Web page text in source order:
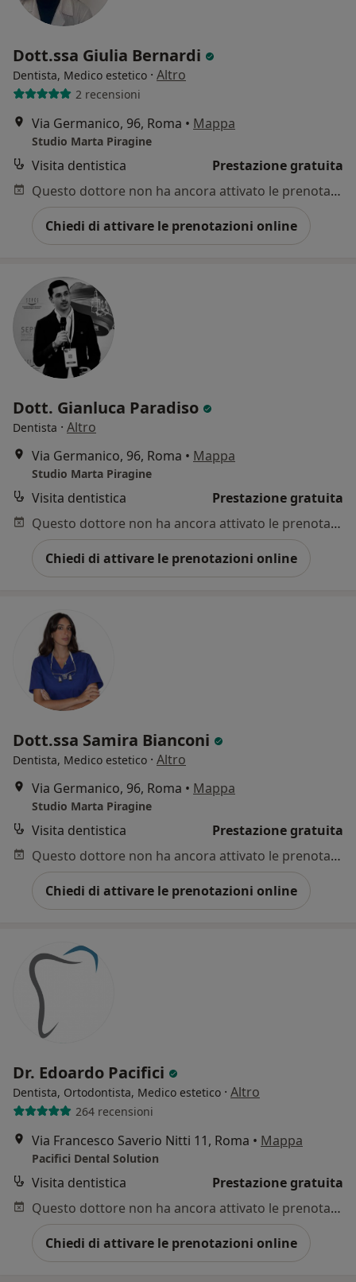
Dott.ssa Giulia Bernardi
Dentista, Medico estetico · Altro
2 recensioni
Via Germanico, 96, Roma • Mappa
Studio Marta Piragine
Visita dentistica
Prestazione gratuita
Questo dottore non ha ancora attivato le prenotazioni online presso questo indirizzo.
Chiedi di attivare le prenotazioni online
Dott. Gianluca Paradiso
Dentista · Altro
Via Germanico, 96, Roma • Mappa
Studio Marta Piragine
Visita dentistica
Prestazione gratuita
Questo dottore non ha ancora attivato le prenotazioni online presso questo indirizzo.
Chiedi di attivare le prenotazioni online
Dott.ssa Samira Bianconi
Dentista, Medico estetico · Altro
Via Germanico, 96, Roma • Mappa
Studio Marta Piragine
Visita dentistica
Prestazione gratuita
Questo dottore non ha ancora attivato le prenotazioni online presso questo indirizzo.
Chiedi di attivare le prenotazioni online
Dr. Edoardo Pacifici
Dentista, Ortodontista, Medico estetico · Altro
264 recensioni
Via Francesco Saverio Nitti 11, Roma • Mappa
Pacifici Dental Solution
Visita dentistica
Prestazione gratuita
Questo dottore non ha ancora attivato le prenotazioni online presso questo indirizzo.
Chiedi di attivare le prenotazioni online